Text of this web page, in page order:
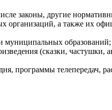
законы, другие
организаций, а также их
муниципальных образований;
(сказки, частушки,
программы телепередач,